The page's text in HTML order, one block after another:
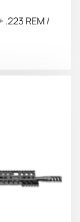
.223 REM /